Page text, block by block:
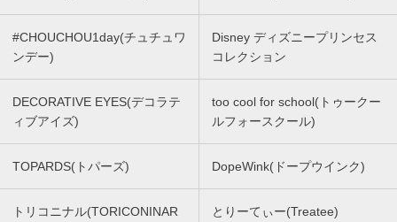
#CHOUCHOU1day(チュチュワ
ンデー)
Disney ディズニープリンセス
コレクション
DECORATIVE EYES(デコラテ
ィブアイズ)
too cool for school(トゥークー
ルフォースクール)
TOPARDS(トパーズ) DopeWink(ドープウインク)
トリコニナル(TORICONINAR
とりーてぃー(Treatee)